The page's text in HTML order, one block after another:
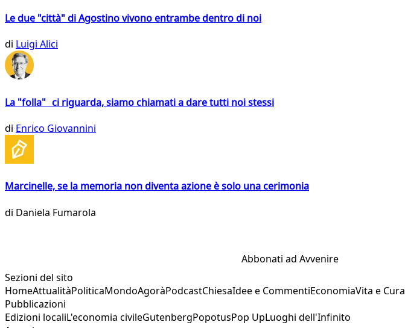
Le due "città" di Agostino vivono entrambe dentro di noi
di Luigi Alici
La "folla" ci riguarda, siamo chiamati a dare tutti noi stessi
di Enrico Giovannini
Marcinelle, se la memoria non diventa azione è solo una cerimonia
di Daniela Fumarola
Abbonati ad Avvenire
Sezioni del sito
HomeAttualitàPoliticaMondoAgoràPodcastChiesaIdee e CommentiEconomiaVita e Cura
Pubblicazioni
Edizioni localiL'economia civileGutenbergPopotusPop UpLuoghi dell'Infinito